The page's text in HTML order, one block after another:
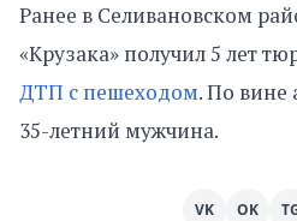
Ранее в Селивановском
«Крузака» получил 5 лет
ДТП с пешеходом. По вине
35-летний мужчина.
VK OK